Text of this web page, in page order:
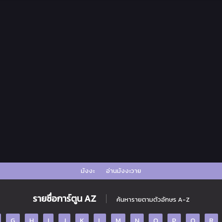
มังงะ อ่านมังงะวาย
รายชื่อการ์ตูน AZ ค้นหารายตามตัวอักษร A-Z